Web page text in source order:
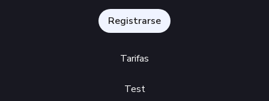
Registrarse
Tarifas
Test